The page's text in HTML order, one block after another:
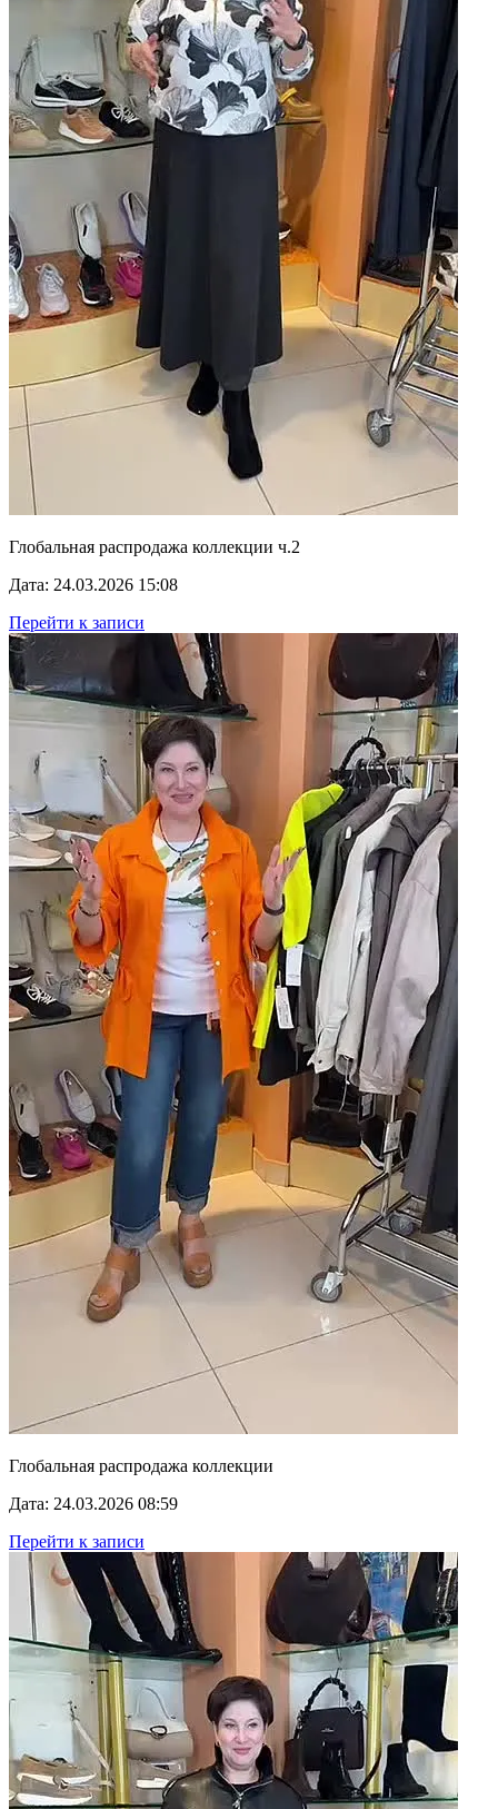
Глобальная распродажа коллекции ч.2
Дата: 24.03.2026 15:08
Перейти к записи
Глобальная распродажа коллекции
Дата: 24.03.2026 08:59
Перейти к записи